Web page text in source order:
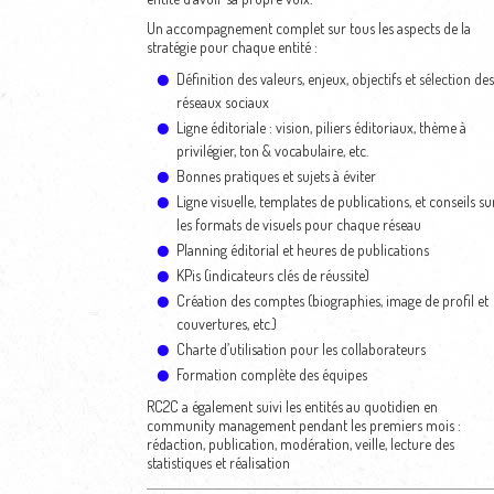
Un accompagnement complet sur tous les aspects de la
stratégie pour chaque entité :
Définition des valeurs, enjeux, objectifs et sélection des
réseaux sociaux
Ligne éditoriale : vision, piliers éditoriaux, thème à
privilégier, ton & vocabulaire, etc.
Bonnes pratiques et sujets à éviter
Ligne visuelle, templates de publications, et conseils
les formats de visuels pour chaque réseau
Planning éditorial et heures de publications
KPis (indicateurs clés de réussite)
Création des comptes (biographies, image de profil et
couvertures, etc.)
Charte d’utilisation pour les collaborateurs
Formation complète des équipes
RC2C a également suivi les entités au quotidien en
community management pendant les premiers mois :
rédaction, publication, modération, veille, lecture des
statistiques et réalisation